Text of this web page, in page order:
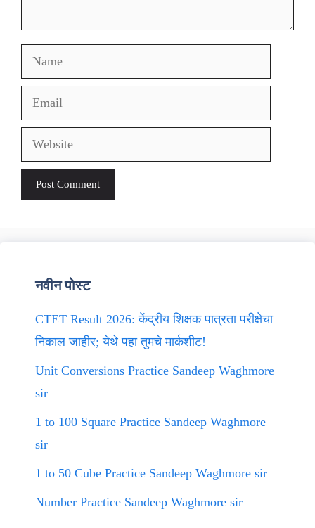
Name
Email
Website
नवीन पोस्ट
CTET Result 2026: केंद्रीय शिक्षक पात्रता परीक्षेचा
निकाल जाहीर; येथे पहा तुमचे मार्कशीट!
Unit Conversions Practice Sandeep Waghmore
sir
1 to 100 Square Practice Sandeep Waghmore
sir
1 to 50 Cube Practice Sandeep Waghmore sir
Number Practice Sandeep Waghmore sir